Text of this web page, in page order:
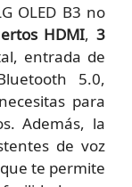
OLED B3 no
HDMI,3
entrada de
5.0,
para
Además, la
de voz
te permite